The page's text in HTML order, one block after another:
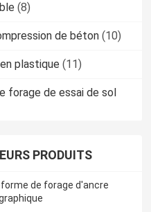
(8)
de béton (10)
plastique (11)
forage de essai de sol
PRODUITS
de forage d'ancre